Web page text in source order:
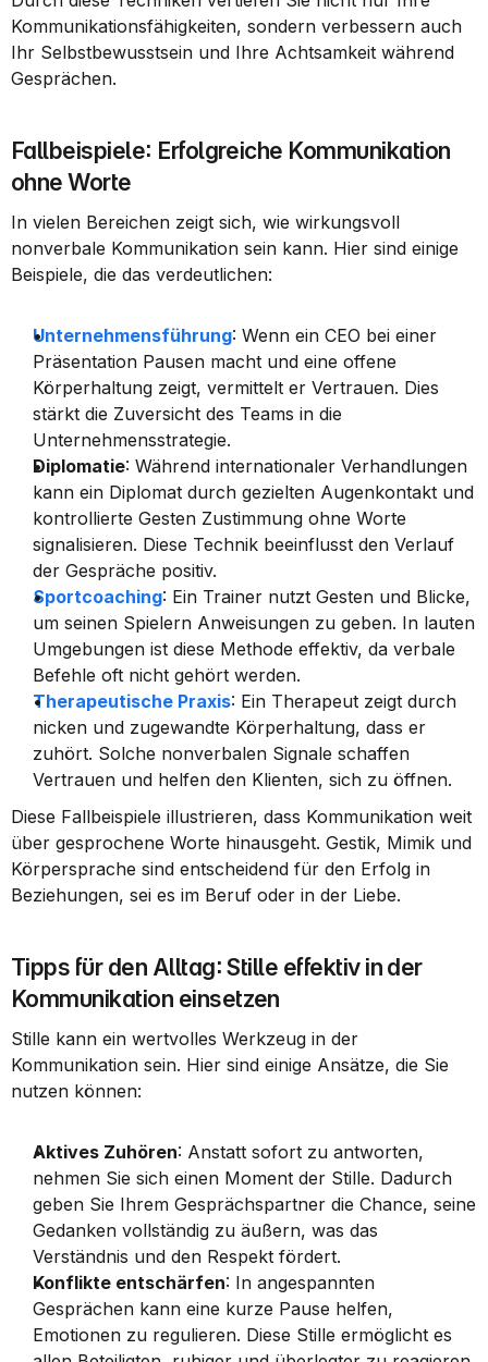
Kommunikationsfähigkeiten, sondern verbessern auch
Ihr Selbstbewusstsein und Ihre Achtsamkeit während
Gesprächen.
Fallbeispiele: Erfolgreiche Kommunikation
ohne Worte
In vielen Bereichen zeigt sich, wie wirkungsvoll
nonverbale Kommunikation sein kann. Hier sind einige
Beispiele, die das verdeutlichen:
Unternehmensführung: Wenn ein CEO bei einer
Präsentation Pausen macht und eine offene
Körperhaltung zeigt, vermittelt er Vertrauen. Dies
stärkt die Zuversicht des Teams in die
Unternehmensstrategie.
Diplomatie: Während internationaler Verhandlungen
kann ein Diplomat durch gezielten Augenkontakt und
kontrollierte Gesten Zustimmung ohne Worte
signalisieren. Diese Technik beeinflusst den Verlauf
der Gespräche positiv.
Sportcoaching: Ein Trainer nutzt Gesten und Blicke,
um seinen Spielern Anweisungen zu geben. In lauten
Umgebungen ist diese Methode effektiv, da verbale
Befehle oft nicht gehört werden.
Therapeutische Praxis: Ein Therapeut zeigt durch
nicken und zugewandte Körperhaltung, dass er
zuhört. Solche nonverbalen Signale schaffen
Vertrauen und helfen den Klienten, sich zu öffnen.
Diese Fallbeispiele illustrieren, dass Kommunikation weit
über gesprochene Worte hinausgeht. Gestik, Mimik und
Körpersprache sind entscheidend für den Erfolg in
Beziehungen, sei es im Beruf oder in der Liebe.
Tipps für den Alltag: Stille effektiv in der
Kommunikation einsetzen
Stille kann ein wertvolles Werkzeug in der
Kommunikation sein. Hier sind einige Ansätze, die Sie
nutzen können:
Aktives Zuhören: Anstatt sofort zu antworten,
nehmen Sie sich einen Moment der Stille. Dadurch
geben Sie Ihrem Gesprächspartner die Chance, seine
Gedanken vollständig zu äußern, was das
Verständnis und den Respekt fördert.
Konflikte entschärfen: In angespannten
Gesprächen kann eine kurze Pause helfen,
Emotionen zu regulieren. Diese Stille ermöglicht es